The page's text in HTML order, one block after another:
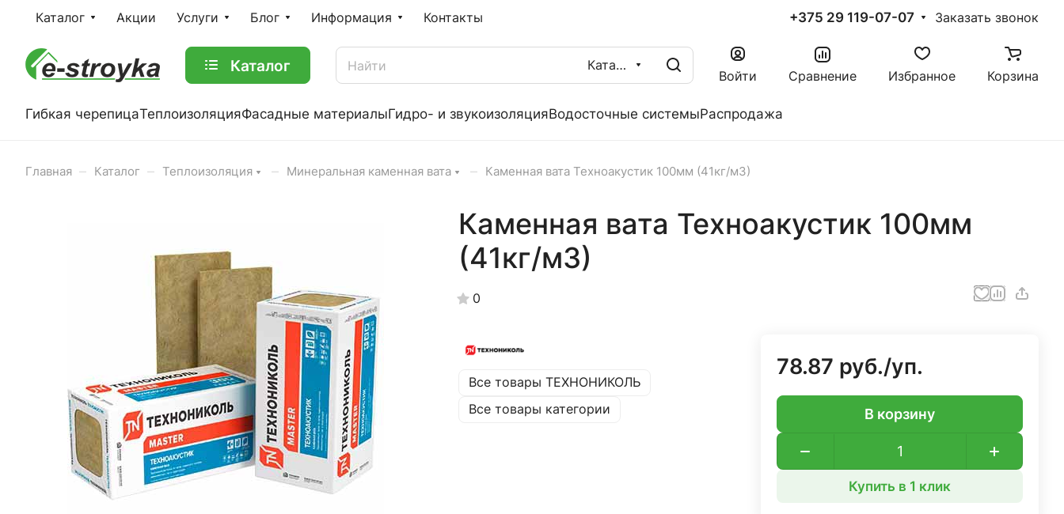
Каталог Акции Услуги Блог Информация Контакты +375 29 119-07-07 Заказать звонок
Каталог Каталог
Войти Сравнение Избранное Корзина
Гибкая черепицаТеплоизоляцияФасадные материалыГидро- и звукоизоляцияВодосточные системыРаспродажа
Главная – Каталог – Теплоизоляция – Минеральная каменная вата – Каменная вата Техноакустик 100мм (41кг/м3)
Каменная вата Техноакустик 100мм
(41кг/м3)
0
Все товары ТЕХНОНИКОЛЬ
Все товары категории
78.87 руб./уп.
В корзину
Купить в 1 клик